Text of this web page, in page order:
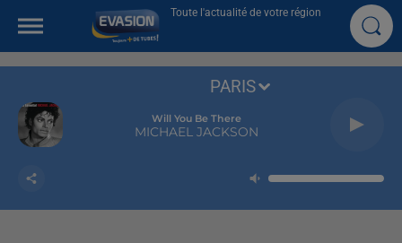
Toute l'actualité de votre région
Will You Be There
MICHAEL JACKSON
PARIS